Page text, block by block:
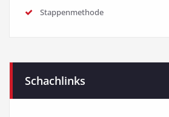
Stappenmethode
Schachlinks